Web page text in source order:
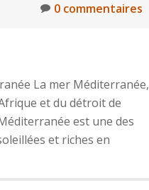
0 commentaires
La mer Méditerranée,
et du détroit de
est une des
et riches en